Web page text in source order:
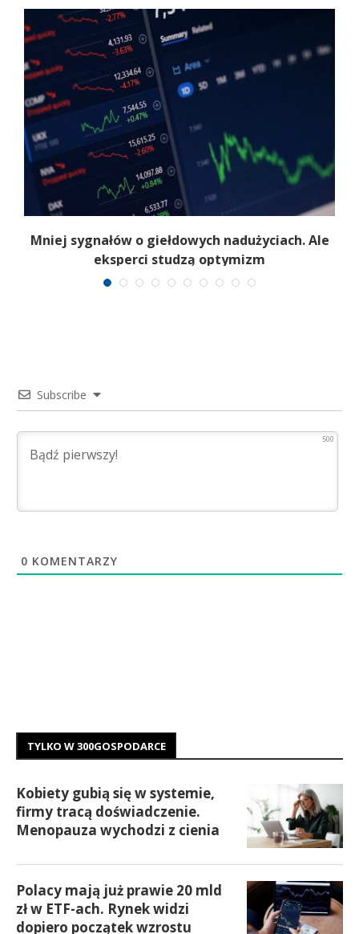
Mniej sygnałów o giełdowych nadużyciach. Ale
eksperci studzą optymizm
Subscribe
500
0 KOMENTARZY
TYLKO W 300GOSPODARCE
Kobiety gubią się w systemie,
firmy tracą doświadczenie.
Menopauza wychodzi z cienia
Polacy mają już prawie 20 mld
zł w ETF-ach. Rynek widzi
dopiero początek wzrostu